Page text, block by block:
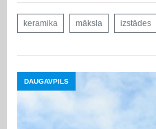
keramika māksla izstādes
DAUGAVPILS